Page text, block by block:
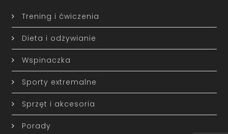
Trening i ćwiczenia
Dieta i odżywianie
Wspinaczka
Sporty extremalne
Sprzęt i akcesoria
Porady